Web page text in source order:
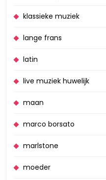
klassieke muziek
lange frans
latin
live muziek huwelijk
maan
marco borsato
marlstone
moeder